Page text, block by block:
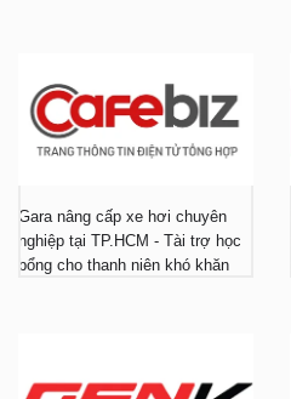
Gara nâng cấp xe hơi chuyên
nghiệp tại TP.HCM - Tài trợ học
bổng cho thanh niên khó khăn